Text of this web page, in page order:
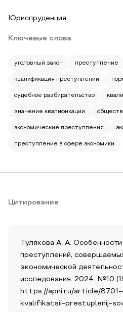
Юриспруденция
Ключевые слова
уголовный закон преступление
квалификация преступлений
судебное разбирательство
значение квалификации
экономические преступления
преступление в сфере экономики
Цитирование
Тулякова А. А.
преступлений,
экономической
исследования. 2024. №10
https://apni.ru/article/
kvalifikatsii-prestuplenij-